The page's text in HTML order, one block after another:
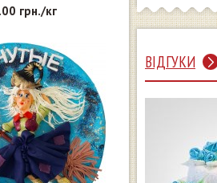
грн./кг
ВІДГУКИ